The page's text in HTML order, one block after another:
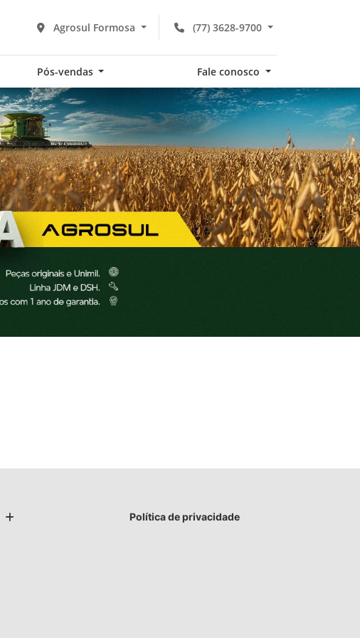
(77) 3628-9700
Agrosul Formosa
Pós-vendas Fale conosco
Política de privacidade